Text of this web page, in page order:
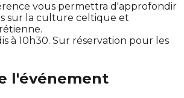
vous permettra d'approfondir
sur la culture celtique et
à 10h30. Sur réservation pour les
l'événement